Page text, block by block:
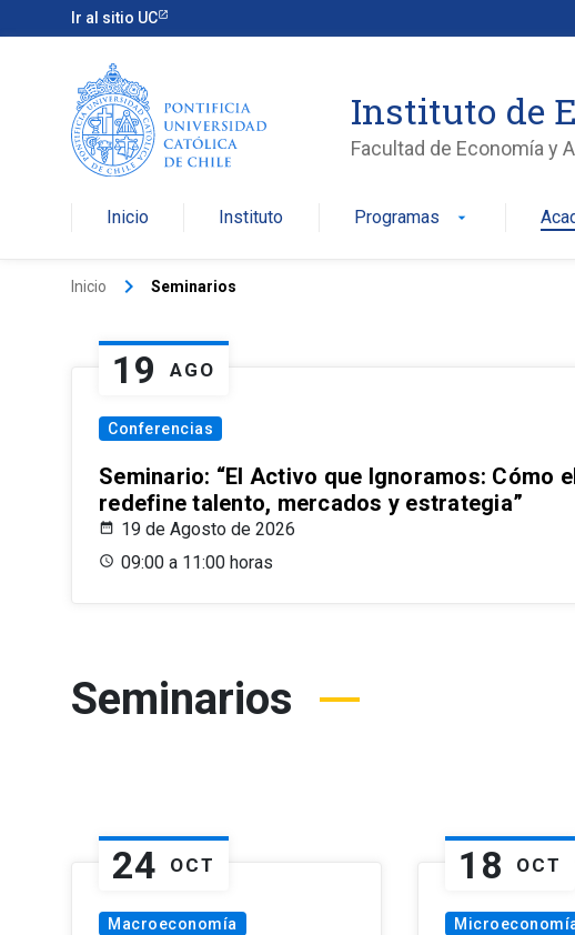
Ir al sitio UC
Instituto de
Facultad de Economía y
Inicio Instituto Programas arrow_drop_down
Inicio keyboard_arrow_right Seminarios
19 AGO
Conferencias
Seminario: “El Activo que Ignoramos: Cómo
redefine talento, mercados y estrategia”
19 de Agosto de 2026
09:00 a 11:00 horas
Seminarios
24 OCT
Macroeconomía
18 OCT